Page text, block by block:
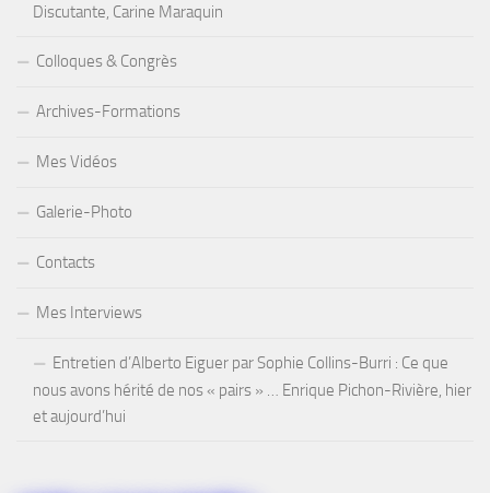
Discutante, Carine Maraquin
Colloques & Congrès
Archives-Formations
Mes Vidéos
Galerie-Photo
Contacts
Mes Interviews
Entretien d’Alberto Eiguer par Sophie Collins-Burri : Ce que
nous avons hérité de nos « pairs » … Enrique Pichon-Rivière, hier
et aujourd’hui